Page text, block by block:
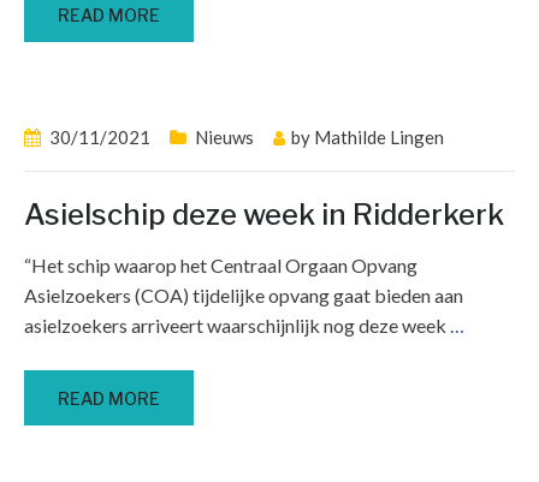
READ MORE
30/11/2021 Nieuws by Mathilde Lingen
Asielschip deze week in Ridderkerk
“Het schip waarop het Centraal Orgaan Opvang
Asielzoekers (COA) tijdelijke opvang gaat bieden aan
asielzoekers arriveert waarschijnlijk nog deze week …
READ MORE